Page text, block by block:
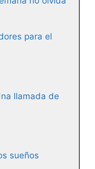
para el
llamada de
sueños